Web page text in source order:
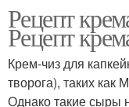
Рецепт
Рецепт
Крем-чиз для
творога), таких
Однако такие сыры